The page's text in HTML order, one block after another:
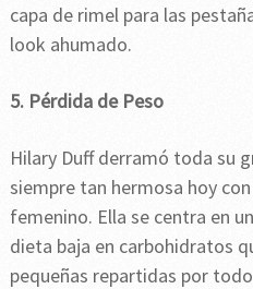
capa de rimel para las
look ahumado.
5. Pérdida de Peso
Hilary Duff derramó toda su
siempre tan hermosa hoy
femenino. Ella se centra en
dieta baja en carbohidratos
pequeñas repartidas por